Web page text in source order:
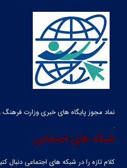
نماد مجوز پایگاه های خبری وزارت فرهنگ
شبکه های اجتماعی
کلام تازه را در شبکه ‌های اجتماعی دنبال